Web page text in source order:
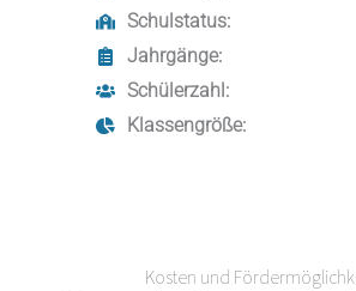
Schulstatus:
Jahrgänge:
Schülerzahl:
Klassengröße:
Kosten und